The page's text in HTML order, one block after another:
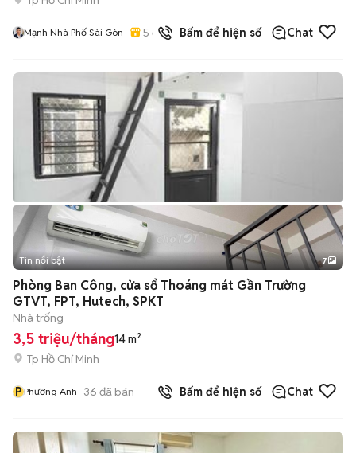
Mạnh Nhà Phố Sài Gòn 5 đã bánBấm để hiện số Chat
+2
Tin nổi bật 7
Phòng Ban Công, cửa sổ Thoáng mát Gần Trường
GTVT, FPT, Hutech, SPKT
Nhà trống
3,5 triệu/tháng14 m²
Tp Hồ Chí Minh
P Phương Anh 36 đã bán Bấm để hiện số Chat